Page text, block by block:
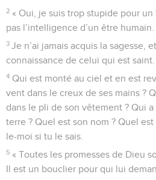
2 « Oui, je suis trop stupide pour un
pas l’intelligence d’un être humain.
3 Je n’ai jamais acquis la sagesse,
connaissance de celui qui est saint.
4 Qui est monté au ciel et en est
vent dans le creux de ses mains ?
dans le pli de son vêtement ? Qui
terre ? Quel est son nom ? Quel
le-moi si tu le sais.
5 « Toutes les promesses de Dieu
Il est un bouclier pour qui lui